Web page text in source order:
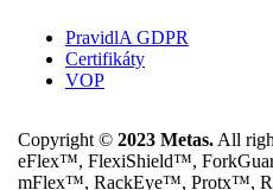
PravidlA GDPR
Certifikáty
VOP
Copyright © 2023 Metas. All
eFlex™, FlexiShield™,
mFlex™, RackEye™, Protx™,